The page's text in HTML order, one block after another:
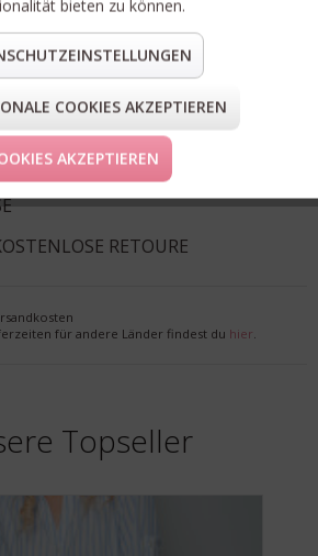
22L-22-532.1
RETOURE
für andere Länder findest du hier.
Topseller
bieten zu können.
COOKIES AKZEPTIEREN
AKZEPTIEREN